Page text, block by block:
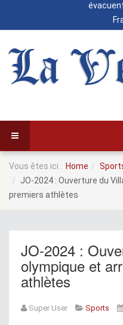
La
Vous êtes ici : Home
JO-2024 : Ouverture du
premiers athlètes
JO-2024 :
olympique et
athlètes
Super User Sports